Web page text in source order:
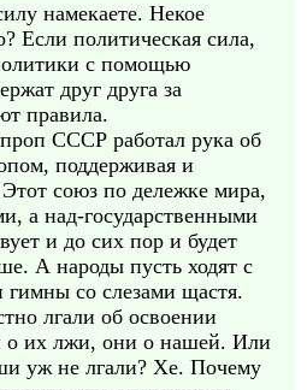
намекаете. Некое
Если политическая сила,
с помощью
друг друга за
правила.
СССР работал рука об
поддерживая и
союз по дележке мира,
а над-государственными
и до сих пор и будет
А народы пусть ходят с
со слезами щастя.
лгали об освоении
о их лжи, они о нашей. Или
уж не лгали? Хе. Почему